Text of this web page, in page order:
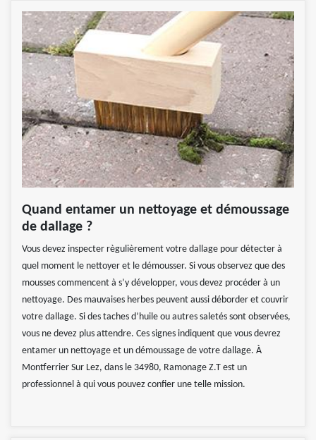
Quand entamer un nettoyage et démoussage
de dallage ?
Vous devez inspecter règulièrement votre dallage pour détecter à
quel moment le nettoyer et le démousser. Si vous observez que des
mousses commencent à s’y développer, vous devez procéder à un
nettoyage. Des mauvaises herbes peuvent aussi déborder et couvrir
votre dallage. Si des taches d’huile ou autres saletés sont observées,
vous ne devez plus attendre. Ces signes indiquent que vous devrez
entamer un nettoyage et un démoussage de votre dallage. À
Montferrier Sur Lez, dans le 34980, Ramonage Z.T est un
professionnel à qui vous pouvez confier une telle mission.